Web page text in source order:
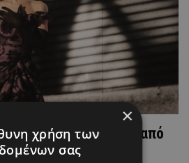
προσωρινά από
×
χρήση των
σας